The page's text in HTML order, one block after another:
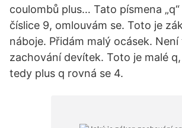
coulombů plus… Tato písmena
číslice 9, omlouvám se. Toto je
náboje. Přidám malý ocásek.
zachování devítek. Toto je malé
tedy plus q rovná se 4.